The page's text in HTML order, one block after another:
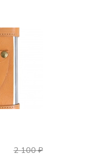
2 100 ₽